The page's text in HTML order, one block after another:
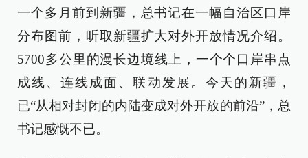
一个多月前到新疆，总书记在一幅自治区口岸
分布图前，听取新疆扩大对外开放情况介绍。
5700多公里的漫长边境线上，一个个口岸串点
成线、连线成面、联动发展。今天的新疆，
已“从相对封闭的内陆变成对外开放的前沿”，总
书记感慨不已。